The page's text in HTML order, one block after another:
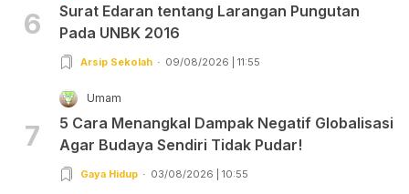
6
Surat Edaran tentang Larangan Pungutan
Pada UNBK 2016
Arsip Sekolah 09/08/2026 | 11:55
7
Umam
5 Cara Menangkal Dampak Negatif Globalisasi
Agar Budaya Sendiri Tidak Pudar!
Gaya Hidup 03/08/2026 | 10:55